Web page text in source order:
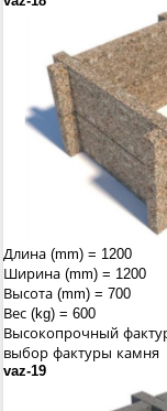
Длина (mm) = 1200
Ширина (mm) = 1200
Высота (mm) = 700
Вес (kg) = 600
Высокопрочный
выбор фактуры камня
vaz-19